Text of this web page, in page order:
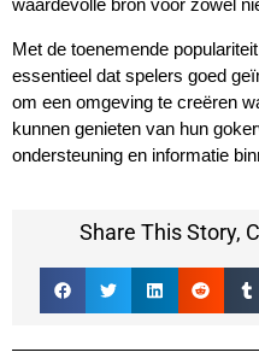
waardevolle bron voor zowel
Met de toenemende
essentieel dat spelers goed
om een omgeving te creëren
kunnen genieten van hun
ondersteuning en informatie
Share This Story,